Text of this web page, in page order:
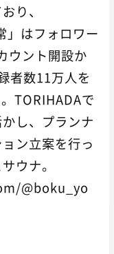
り、
はフォロワー
ウント開設か
者数11万人を
TORIHADAで
し、プランナ
ン立案を行っ
ウナ。
@boku_yo